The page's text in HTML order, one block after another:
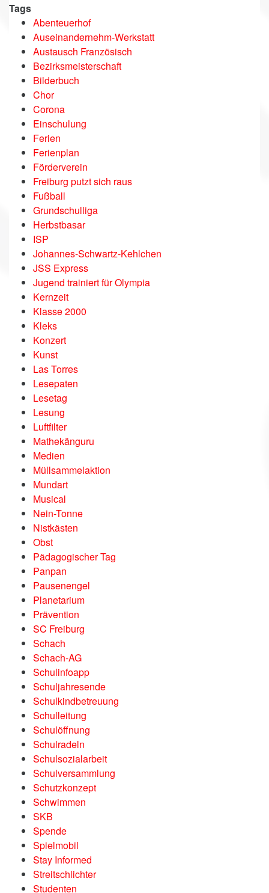
Tags
Abenteuerhof
Auseinandernehm-Werkstatt
Austausch Französisch
Bezirksmeisterschaft
Bilderbuch
Chor
Corona
Einschulung
Ferien
Ferienplan
Förderverein
Freiburg putzt sich raus
Fußball
Grundschulliga
Herbstbasar
ISP
Johannes-Schwartz-Kehlchen
JSS Express
Jugend trainiert für Olympia
Kernzeit
Klasse 2000
Kleks
Konzert
Kunst
Las Torres
Lesepaten
Lesetag
Lesung
Luftfilter
Mathekänguru
Medien
Müllsammelaktion
Mundart
Musical
Nein-Tonne
Nistkästen
Obst
Pädagogischer Tag
Panpan
Pausenengel
Planetarium
Prävention
SC Freiburg
Schach
Schach-AG
Schulinfoapp
Schuljahresende
Schulkindbetreuung
Schulleitung
Schulöffnung
Schulradeln
Schulsozialarbeit
Schulversammlung
Schutzkonzept
Schwimmen
SKB
Spende
Spielmobil
Stay Informed
Streitschlichter
Studenten